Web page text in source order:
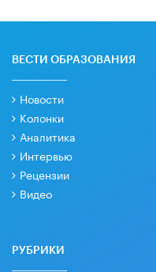
ВЕСТИ ОБРАЗОВАНИЯ
Новости
Колонки
Аналитика
Интервью
Рецензии
Видео
РУБРИКИ